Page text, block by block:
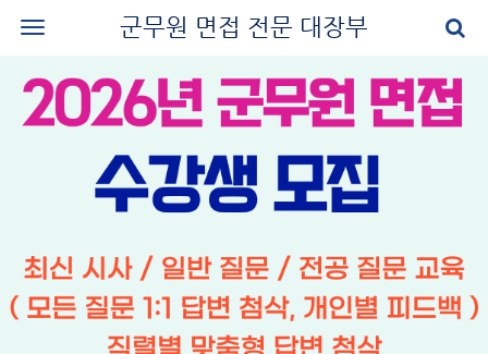
군무원 면접 전문 대장부
로그인
회원가입
나의 강의실
군무원 면접 후기